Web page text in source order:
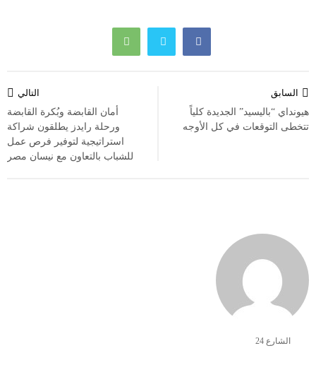
المقالات
السابق
هيونداي “باليسيد” الجديدة كلياً
تتخطى التوقعات في كل الأوجه
التالي
أمان القابضة وبُكرة القابضة
ورحلة رايدز يطلقون شراكة
استراتيجية لتوفير فرص عمل
للشباب بالتعاون مع نيسان مصر
الشارع 24